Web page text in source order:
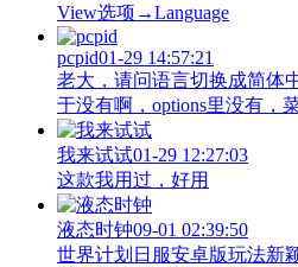
View‌选项→Language
pcpid01-29 14:57:21
老大，请问语言切换成简体
于没有啊，options里没有，
我来试试01-29 12:27:03
这款我用过，好用
液态时钟09-01 02:39:50
世界计划日服安卓版玩法新